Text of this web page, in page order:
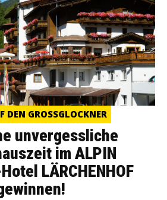
DEN GROSSGLOCKNER
unvergessliche
im ALPIN
LÄRCHENHOF